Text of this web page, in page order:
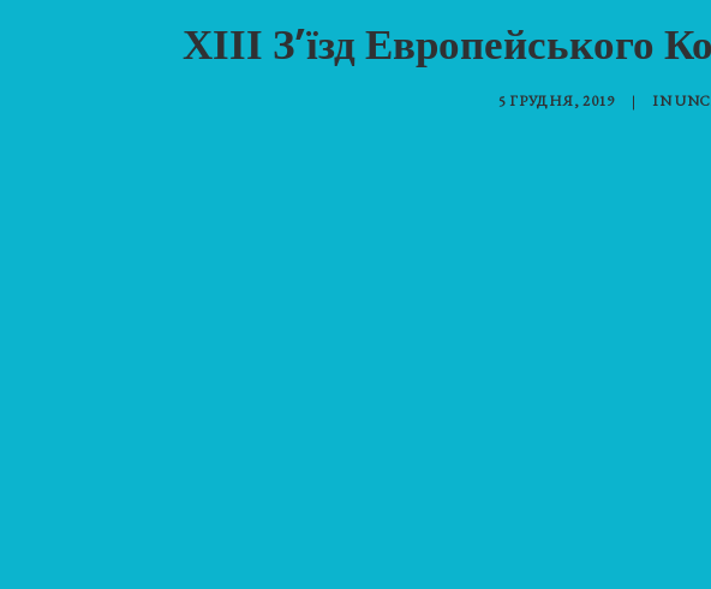
ХІІІ З’їзд
5 ГРУДНЯ, 2019 | IN